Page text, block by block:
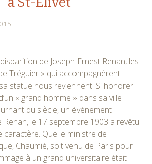
de Joseph Ernest Renan, les
Tréguier » qui accompagnèrent
statue nous reviennent. Si honorer
« grand homme » dans sa ville
du siècle, un événement
Renan, le 17 septembre 1903 a revêtu
Que le ministre de
Chaumié, soit venu de Paris pour
à un grand universitaire était